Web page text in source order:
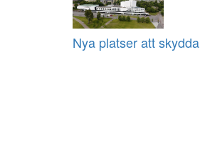
Nya platser att skydda